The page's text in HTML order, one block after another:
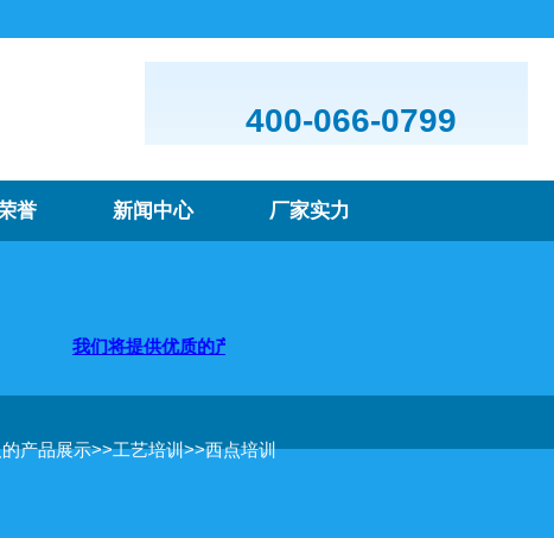
400-066-0799
誉 新闻中心 厂家实力
们将提供优质的产品及服务，欢迎咨询购买
产品展示>>工艺培训>>西点培训